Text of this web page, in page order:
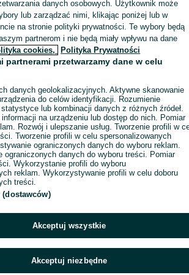
konto
danych osobowych. Użytkownik może
lub zarządzać nimi, klikając poniżej lub w
na stronie polityki prywatności. Te wybory będą
partnerom i nie będą miały wpływu na dane
cookies, Polityka Prywatności
partnerami przetwarzamy dane w celu
danych geolokalizacyjnych. Aktywne skanowanie
do celów identyfikacji. Rozumienie
lub kombinacji danych z różnych źródeł.
informacji na urządzeniu lub dostęp do nich. Pomiar
Rozwój i ulepszanie usług. Tworzenie profili w
Tworzenie profili w celu spersonalizowanych
ograniczonych danych do wyboru reklam.
ograniczonych danych do wyboru treści. Pomiar
Wykorzystanie profili do wyboru
reklam. Wykorzystywanie profili w celu doboru
treści.
Akceptuj wszystkie
Akceptuj niezbędne